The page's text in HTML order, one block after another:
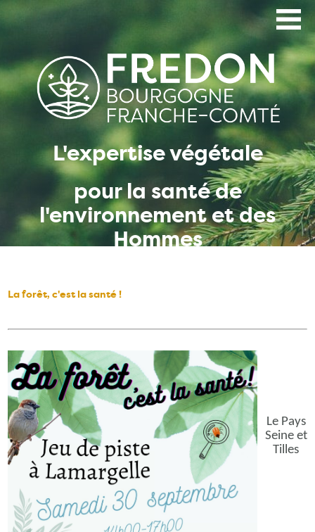
L'expertise végétale
pour la santé de
l'environnement et des
Hommes
La forêt, c'est la santé !
Le Pays
Seine et
Tilles